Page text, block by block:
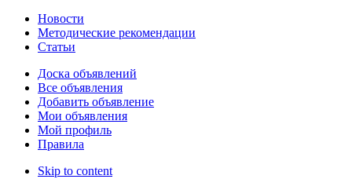
Новости
Методические рекомендации
Статьи
Доска объявлений
Все объявления
Добавить объявление
Мои объявления
Мой профиль
Правила
Skip to content